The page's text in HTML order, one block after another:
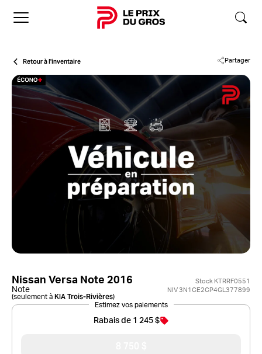
Accueil
Retour à l'inventaire Partager
Nissan Versa Note 2016 Stock KTRRF0551
Note NIV 3N1CE2CP4GL377899
(seulement à KIA Trois-Rivières)
Estimez vos paiements
Rabais de 1 245 $